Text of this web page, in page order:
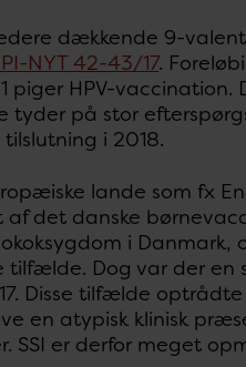
dækkende 9-
NYT 42-43/17.
piger HPV-
tyder på stor
i 2018.
lande som fx
det danske
i Danmark,
Dog var der en
Disse tilfælde
en atypisk klinisk
SSI er derfor meget